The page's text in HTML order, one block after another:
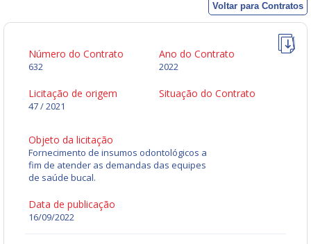
Voltar para Contratos
Número do Contrato
632
Ano do Contrato
2022
Licitação de origem
47 / 2021
Situação do Contrato
Objeto da licitação
Fornecimento de insumos odontológicos a
fim de atender as demandas das equipes
de saúde bucal.
Data de publicação
16/09/2022